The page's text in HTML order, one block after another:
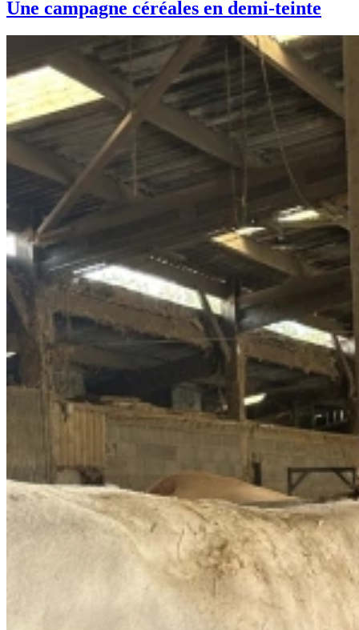
Une campagne céréales en demi-teinte